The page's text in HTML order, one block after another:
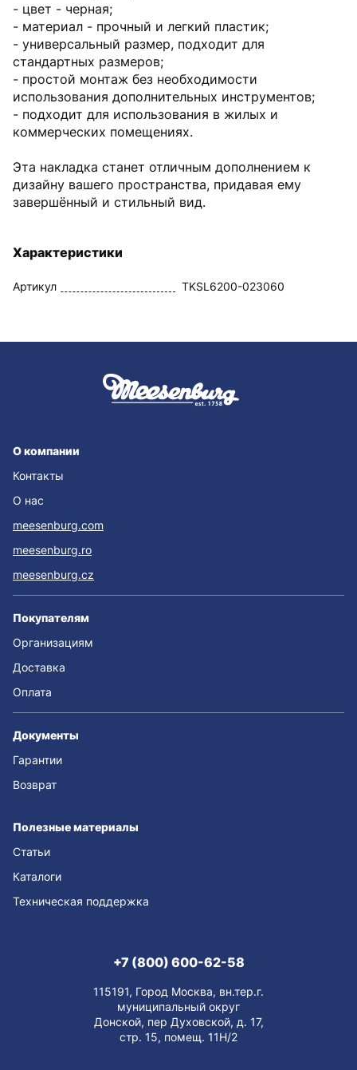
- цвет - черная;
- материал - прочный и легкий пластик;
- универсальный размер, подходит для
стандартных размеров;
- простой монтаж без необходимости
использования дополнительных инструментов;
- подходит для использования в жилых и
коммерческих помещениях.
Эта накладка станет отличным дополнением к
дизайну вашего пространства, придавая ему
завершённый и стильный вид.
Характеристики
Артикул TKSL6200-023060
О компании
Контакты
О нас
meesenburg.com
meesenburg.ro
meesenburg.cz
Покупателям
Организациям
Доставка
Оплата
Документы
Гарантии
Возврат
Полезные материалы
Статьи
Каталоги
Техническая поддержка
+7 (800) 600-62-58
115191, Город Москва, вн.тер.г.
муниципальный округ
Донской, пер Духовской, д. 17,
стр. 15, помещ. 11Н/2